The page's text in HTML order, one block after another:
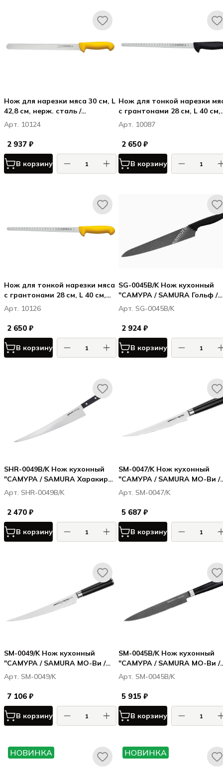
Нож для нарезки мяса 30 см, L
42,8 см, нерж. сталь /
полипропилен, цвет ручки
желтый, Карбон / Carbon
Арт. 10124
2 937 ₽
В корзину
Нож для тонкой нарезки
с грантонами 28 см, L 40 см,
нерж. сталь /
цвет ручки черный, Карбон /
Carbon
Арт. 10087
2 650 ₽
В корзину
Нож для тонкой нарезки мяса
с грантонами 28 см, L 40 см,
нерж. сталь / полипропилен,
цвет ручки желтый, Карбон /
Carbon
Арт. 10126
2 650 ₽
В корзину
SG-0045B/K Нож кухонный
"САМУРА / SAMURA Гольф /
Golf Stonewash" для
251 мм, AUS-8
Арт. SG-0045B/K
2 924 ₽
В корзину
SHR-0049B/K Нож кухонный
"САМУРА / SAMURA Харакири /
Harakiri" длинный слайсер
290мм, корроз.-стойкая сталь,
ABS пластик
Арт. SHR-0049B/K
2 470 ₽
В корзину
SM-0047/K Нож кухонный
"САМУРА / SAMURA МО-Ви /
MO-V" для нарезки,
слайсер 220 мм, G-10
Арт. SM-0047/K
5 687 ₽
В корзину
SM-0049/K Нож кухонный
"САМУРА / SAMURA МО-Ви /
MO-V" для нарезки, длинный
слайсер 251 мм, G-10
Арт. SM-0049/K
7 106 ₽
В корзину
SM-0045B/K Нож кухонный
"САМУРА / SAMURA МО-Ви /
MO-V Stonewash" для
230 мм, G-10
Арт. SM-0045B/K
5 915 ₽
В корзину
НОВИНКА НОВИНКА